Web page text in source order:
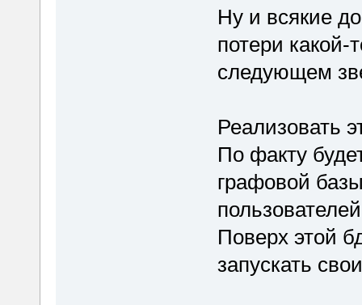
Ну и всякие
потери какой-
следующем
Реализовать
По факту
графовой
Поверх этой
запускать